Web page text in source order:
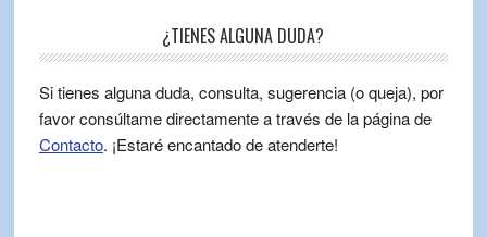
¿TIENES ALGUNA DUDA?
Si tienes alguna duda, consulta, sugerencia (o queja), por
favor consúltame directamente a través de la página de
Contacto. ¡Estaré encantado de atenderte!